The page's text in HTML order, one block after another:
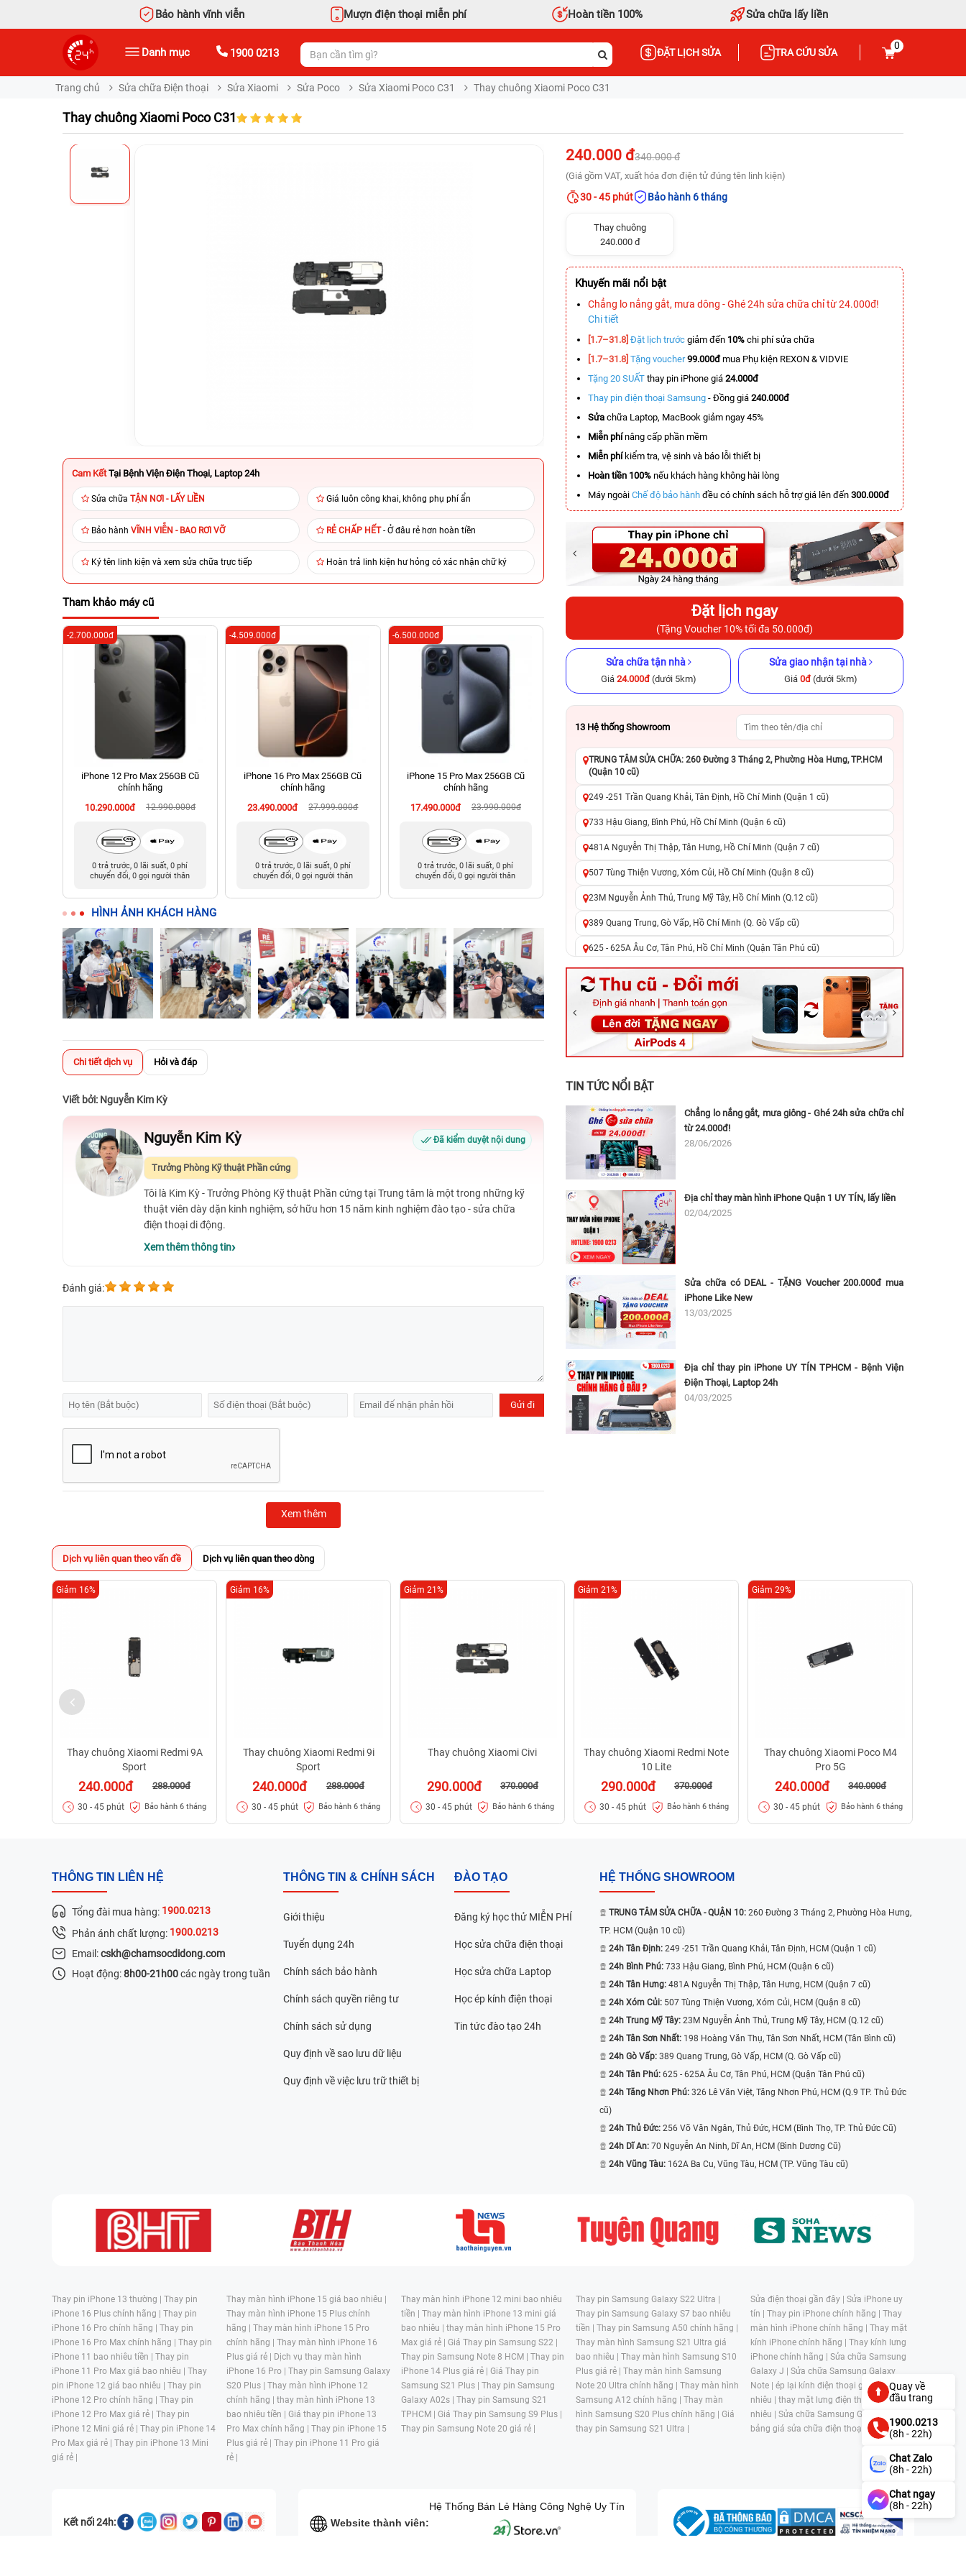
Bảo hành vĩnh viễn Mượn điện thoại miễn phí Hoàn tiền 100% Sửa chữa lấy liền
Danh mục 1900 0213 ĐẶT LỊCH SỬA TRA CỨU SỬA
0
Trang chủ Sửa chữa Điện thoại Sửa Xiaomi Sửa Poco Sửa Xiaomi Poco C31 Thay chuông Xiaomi Poco C31
Thay chuông Xiaomi Poco C31
Cam Kết Tại Bệnh Viện Điện Thoại, Laptop 24h
Sửa chữa TẬN NƠI - LẤY LIỀN Giá luôn công khai, không phụ phí ẩn
Bảo hành VĨNH VIỄN - BAO RƠI VỠ RẺ CHẤP HẾT- Ở đâu rẻ hơn hoàn tiền
Ký tên linh kiện và xem sửa chữa trực tiếp Hoàn trả linh kiện hư hỏng có xác nhận chữ ký
Tham khảo máy cũ
iPhone 12 Pro Max 256GB Cũ
chính hãng
10.290.000đ
12.990.000đ
-2.700.000đ
0 trả trước, 0 lãi suất, 0 phí
chuyển đổi, 0 gọi người thân
iPhone 16 Pro Max 256GB Cũ
chính hãng
23.490.000đ
27.999.000đ
-4.509.000đ
0 trả trước, 0 lãi suất, 0 phí
chuyển đổi, 0 gọi người thân
iPhone 15 Pro Max 256GB Cũ
chính hãng
17.490.000đ
23.990.000đ
-6.500.000đ
0 trả trước, 0 lãi suất, 0 phí
chuyển đổi, 0 gọi người thân
iPhone 11 64GB Cũ chính hãng
4.990.000đ 6.990.000đ
-2.000.000đ
chuyển đổi, 0 gọi người thân
Wi‑Fi 256GB Cũ chính hãng
10.990.000đ
17.990.000đ
-7.000.000đ
chuyển đổi, 0 gọi người thân
-6.500.000đ
HÌNH ẢNH KHÁCH HÀNG
Chi tiết dịch vụ Hỏi và đáp
Viết bởi: Nguyễn Kim Kỳ
Nguyễn Kim Kỳ Đã kiểm duyệt nội dung
Trưởng Phòng Kỹ thuật Phần cứng
Tôi là Kim Kỳ - Trưởng Phòng Kỹ thuật Phần cứng tại Trung tâm là một trong những kỹ
thuật viên dày dặn kinh nghiệm, sở hữu hơn 15 năm kinh nghiệm đào tạo - sửa chữa
điện thoại di động.
Xem thêm thông tin
Đánh giá:
Xem thêm
240.000 đ340.000 đ
(Giá gồm VAT, xuất hóa đơn điện tử đúng tên linh kiện)
30 - 45 phút Bảo hành 6 tháng
Thay chuông
240.000 đ
Khuyến mãi nổi bật
Chẳng lo nắng gắt, mưa dông - Ghé 24h sửa chữa chỉ từ 24.000đ!
Chi tiết
[1.7–31.8] Đặt lịch trước giảm đến 10% chi phí sửa chữa
[1.7–31.8] Tặng voucher 99.000đmua Phụ kiện REXON & VIDVIE
Tặng 20 SUẤT thay pin iPhone giá 24.000đ
Thay pin điện thoại Samsung - Đồng giá 240.000đ
Sửa chữa Laptop, MacBook giảm ngay 45%
Miễn phínâng cấp phần mềm
Miễn phíkiểm tra, vệ sinh và báo lỗi thiết bị
Hoàn tiền 100% nếu khách hàng không hài lòng
Máy ngoài Chế độ bảo hành đều có chính sách hỗ trợ giá lên đến 300.000đ
Đặt lịch ngay
(Tặng Voucher 10% tối đa 50.000đ)
Sửa chữa tận nhà
Giá 24.000đ(dưới 5km)
Sửa giao nhận tại nhà
Giá 0đ(dưới 5km)
13 Hệ thống Showroom
TRUNG TÂM SỬA CHỮA: 260 Đường 3 Tháng 2, Phường Hòa Hưng, TP.HCM
(Quận 10 cũ)
249 -251 Trần Quang Khải, Tân Định, Hồ Chí Minh (Quận 1 cũ)
733 Hậu Giang, Bình Phú, Hồ Chí Minh (Quận 6 cũ)
481A Nguyễn Thị Thập, Tân Hưng, Hồ Chí Minh (Quận 7 cũ)
507 Tùng Thiện Vương, Xóm Củi, Hồ Chí Minh (Quận 8 cũ)
23M Nguyễn Ảnh Thủ, Trung Mỹ Tây, Hồ Chí Minh (Q.12 cũ)
389 Quang Trung, Gò Vấp, Hồ Chí Minh (Q. Gò Vấp cũ)
625 - 625A Âu Cơ, Tân Phú, Hồ Chí Minh (Quận Tân Phú cũ)
326 Lê Văn Việt, Tăng Nhơn Phú, Hồ Chí Minh (Q.9 TP. Thủ Đức cũ)
256 Võ Văn Ngân, Thủ Đức, Hồ Chí Minh (Bình Thọ, TP. Thủ Đức Cũ)
70 Nguyễn An Ninh, Dĩ An, Hồ Chí Minh (Bình Dương Cũ)
24h Vũng Tàu: 162A Ba Cu, Vũng Tàu, Hồ Chí Minh (TP. Vũng Tàu cũ)
TIN TỨC NỔI BẬT
Chẳng lo nắng gắt, mưa giông - Ghé 24h sửa chữa chỉ
từ 24.000đ!
28/06/2026
Địa chỉ thay màn hình iPhone Quận 1 UY TÍN, lấy liền
02/04/2025
Sửa chữa có DEAL - TẶNG Voucher 200.000đ mua
iPhone Like New
13/03/2025
Địa chỉ thay pin iPhone UY TÍN TPHCM - Bệnh Viện
Điện Thoại, Laptop 24h
04/03/2025
Dịch vụ liên quan theo vấn đề Dịch vụ liên quan theo dòng
Thay chuông Xiaomi Redmi 9A
Sport
240.000đ 288.000đ
Giảm 16%
30 - 45 phút Bảo hành 6 tháng
Thay chuông Xiaomi Redmi 9i
Sport
240.000đ 288.000đ
Giảm 16%
30 - 45 phút Bảo hành 6 tháng
Thay chuông Xiaomi Civi
290.000đ 370.000đ
Giảm 21%
30 - 45 phút Bảo hành 6 tháng
Thay chuông Xiaomi Redmi Note
10 Lite
290.000đ 370.000đ
Giảm 21%
30 - 45 phút Bảo hành 6 tháng
Thay chuông Xiaomi Poco M4
Pro 5G
240.000đ 340.000đ
Giảm 29%
30 - 45 phút Bảo hành 6 tháng
THÔNG TIN LIÊN HỆ
Tổng đài mua hàng: 1900.0213
Phản ánh chất lượng: 1900.0213
Email:cskh@chamsocdidong.com
Hoạt động:8h00-21h00các ngày trong tuần
THÔNG TIN & CHÍNH SÁCH
Giới thiệu
Tuyển dụng 24h
Chính sách bảo hành
Chính sách quyền riêng tư
Chính sách sử dụng
Quy định về sao lưu dữ liệu
Quy định về việc lưu trữ thiết bị
ĐÀO TẠO
Đăng ký học thử MIỄN PHÍ
Học sửa chữa điện thoại
Học sửa chữa Laptop
Học ép kính điện thoại
Tin tức đào tạo 24h
HỆ THỐNG SHOWROOM
TRUNG TÂM SỬA CHỮA - QUẬN 10: 260 Đường 3 Tháng 2, Phường Hòa Hưng,
TP. HCM (Quận 10 cũ)
24h Tân Định: 249 -251 Trần Quang Khải, Tân Định, HCM (Quận 1 cũ)
24h Bình Phú: 733 Hậu Giang, Bình Phú, HCM (Quận 6 cũ)
24h Tân Hưng: 481A Nguyễn Thị Thập, Tân Hưng, HCM (Quận 7 cũ)
24h Xóm Củi: 507 Tùng Thiện Vương, Xóm Củi, HCM (Quận 8 cũ)
24h Trung Mỹ Tây: 23M Nguyễn Ảnh Thủ, Trung Mỹ Tây, HCM (Q.12 cũ)
24h Tân Sơn Nhất: 198 Hoàng Văn Thụ, Tân Sơn Nhất, HCM (Tân Bình cũ)
24h Gò Vấp: 389 Quang Trung, Gò Vấp, HCM (Q. Gò Vấp cũ)
24h Tân Phú: 625 - 625A Âu Cơ, Tân Phú, HCM (Quận Tân Phú cũ)
24h Tăng Nhơn Phú: 326 Lê Văn Việt, Tăng Nhơn Phú, HCM (Q.9 TP. Thủ Đức
cũ)
24h Thủ Đức: 256 Võ Văn Ngân, Thủ Đức, HCM (Bình Thọ, TP. Thủ Đức Cũ)
24h Dĩ An: 70 Nguyễn An Ninh, Dĩ An, HCM (Bình Dương Cũ)
24h Vũng Tàu: 162A Ba Cu, Vũng Tàu, HCM (TP. Vũng Tàu cũ)
Thay pin iPhone 13 thường | Thay pin
iPhone 16 Plus chính hãng | Thay pin
iPhone 16 Pro chính hãng | Thay pin
iPhone 16 Pro Max chính hãng | Thay pin
iPhone 11 bao nhiêu tiền | Thay pin
iPhone 11 Pro Max giá bao nhiêu | Thay
pin iPhone 12 giá bao nhiêu | Thay pin
iPhone 12 Pro chính hãng | Thay pin
iPhone 12 Pro Max giá rẻ | Thay pin
iPhone 12 Mini giá rẻ | Thay pin iPhone 14
Pro Max giá rẻ | Thay pin iPhone 13 Mini
giá rẻ |
Thay màn hình iPhone 15 giá bao nhiêu |
Thay màn hình iPhone 15 Plus chính
hãng | Thay màn hình iPhone 15 Pro
chính hãng | Thay màn hình iPhone 16
Plus giá rẻ | Dịch vụ thay màn hình
iPhone 16 Pro | Thay pin Samsung Galaxy
S20 Plus | Thay màn hình iPhone 12
chính hãng | thay màn hình iPhone 13
bao nhiêu tiền | Giá thay pin iPhone 13
Pro Max chính hãng | Thay pin iPhone 15
Plus giá rẻ | Thay pin iPhone 11 Pro giá
rẻ |
Thay màn hình iPhone 12 mini bao nhiêu
tiền | Thay màn hình iPhone 13 mini giá
bao nhiêu | thay màn hình iPhone 15 Pro
Max giá rẻ | Giá Thay pin Samsung S22 |
Thay pin Samsung Note 8 HCM | Thay pin
iPhone 14 Plus giá rẻ | Giá Thay pin
Samsung S21 Plus | Thay pin Samsung
Galaxy A02s | Thay pin Samsung S21
TPHCM | Giá Thay pin Samsung S9 Plus |
Thay pin Samsung Note 20 giá rẻ |
Thay pin Samsung Galaxy S22 Ultra |
Thay pin Samsung Galaxy S7 bao nhiêu
tiền | Thay pin Samsung A50 chính hãng |
Thay màn hình Samsung S21 Ultra giá
bao nhiêu | Thay màn hình Samsung S10
Plus giá rẻ | Thay màn hình Samsung
Note 20 Ultra chính hãng | Thay màn hình
Samsung A12 chính hãng | Thay màn
hình Samsung S20 Plus chính hãng | Giá
thay pin Samsung S21 Ultra |
Sửa điện thoại gần đây | Sửa iPhone uy
tín | Thay pin iPhone chính hãng | Thay
màn hình iPhone chính hãng | Thay mặt
kính iPhone chính hãng | Thay kính lưng
iPhone chính hãng | Sửa chữa Samsung
Galaxy J | Sửa chữa Samsung Galaxy
Note | ép lại kính điện thoại giá bao
nhiêu | thay mặt lưng điện thoại giá bao
nhiêu | Sửa chữa Samsung Galaxy S |
bảng giá sửa chữa điện thoại samsung |
Kết nối 24h: Website thành viên:
Hệ Thống Bán Lẻ Hàng Công Nghệ Uy Tín
Quay về
đầu trang
1900.0213
(8h - 22h)
Chat Zalo
(8h - 22h)
Chat ngay
(8h - 22h)